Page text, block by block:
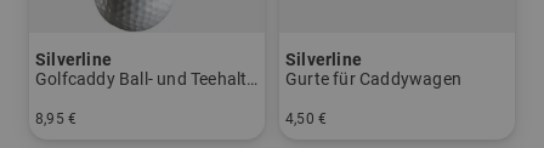
Silverline
Golfcaddy Ball- und Teehalter
8,95 €
Silverline
Gurte für Caddywagen
4,50 €